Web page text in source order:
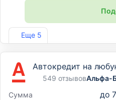
Еще 5
Лиц. №1343
Автокредит на
549 отзывовАльфа-
Сумма
до